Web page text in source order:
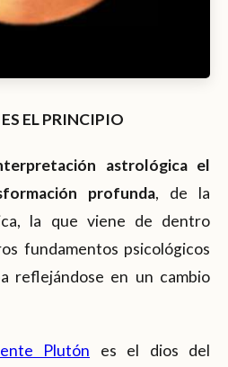
EL PRINCIPIO
astrológica el
profunda, de la
la que viene de dentro
fundamentos psicológicos
reflejándose en un cambio
Plutón es el dios del